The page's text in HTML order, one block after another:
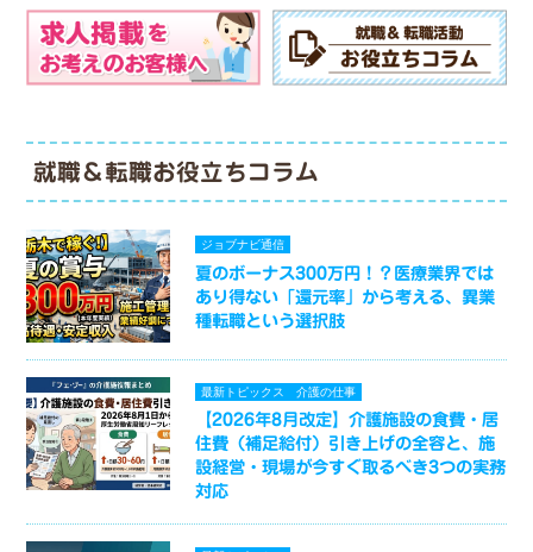
就職＆転職お役立ちコラム
ジョブナビ通信
夏のボーナス300万円！？医療業界では
あり得ない「還元率」から考える、異業
種転職という選択肢
最新トピックス 介護の仕事
【2026年8月改定】介護施設の食費・居
住費（補足給付）引き上げの全容と、施
設経営・現場が今すぐ取るべき3つの実務
対応